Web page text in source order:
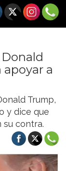
a
Trump,
y dice que
su contra.